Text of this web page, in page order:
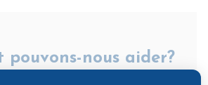
pouvons-nous aider?